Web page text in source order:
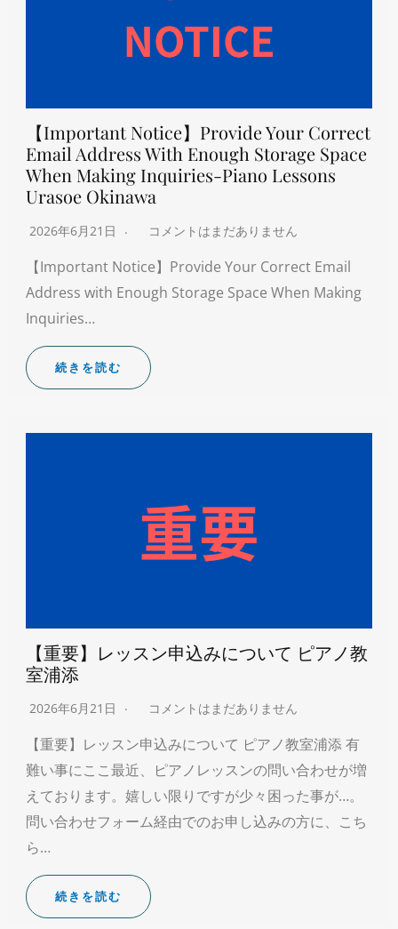
【Important Notice】Provide Your Correct
Email Address With Enough Storage Space
When Making Inquiries-Piano Lessons
Urasoe Okinawa
2026年6月21日 コメントはまだありません
【Important Notice】Provide Your Correct Email
Address with Enough Storage Space When Making
Inquiries…
続きを読む
【重要】レッスン申込みについて ピアノ教
室浦添
2026年6月21日 コメントはまだありません
【重要】レッスン申込みについて ピアノ教室浦添 有
難い事にここ最近、ピアノレッスンの問い合わせが増
えております。嬉しい限りですが少々困った事が…。
問い合わせフォーム経由でのお申し込みの方に、こち
ら…
続きを読む